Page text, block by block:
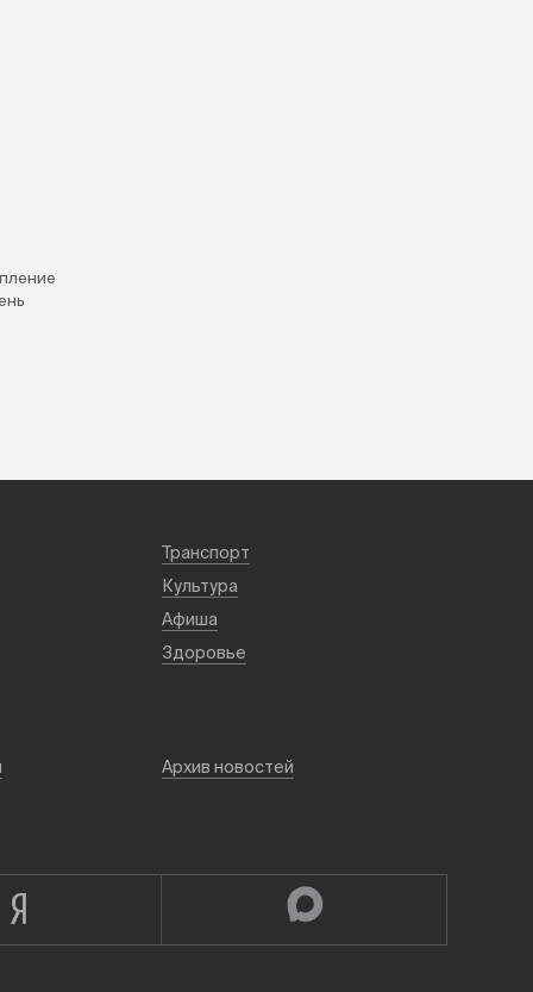
Транспорт
Культура
Афиша
Здоровье
Архив новостей